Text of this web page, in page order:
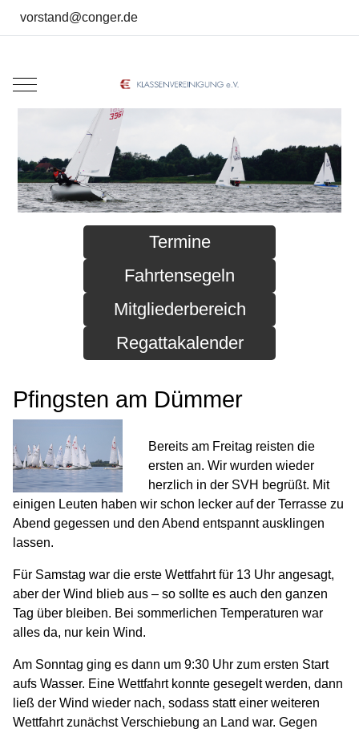
vorstand@conger.de
Mobile Menu Toggle
Termine
Fahrtensegeln
Mitgliederbereich
Regattakalender
Pfingsten am Dümmer
Bereits am Freitag reisten die
ersten an. Wir wurden wieder
herzlich in der SVH begrüßt. Mit
einigen Leuten haben wir schon lecker auf der Terrasse zu
Abend gegessen und den Abend entspannt ausklingen
lassen.
Für Samstag war die erste Wettfahrt für 13 Uhr angesagt,
aber der Wind blieb aus – so sollte es auch den ganzen
Tag über bleiben. Bei sommerlichen Temperaturen war
alles da, nur kein Wind.
Am Sonntag ging es dann um 9:30 Uhr zum ersten Start
aufs Wasser. Eine Wettfahrt konnte gesegelt werden, dann
ließ der Wind wieder nach, sodass statt einer weiteren
Wettfahrt zunächst Verschiebung an Land war. Gegen